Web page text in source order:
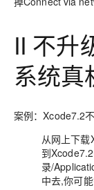
II 不升
系统真
案例：Xcode7.2
从网上下
到
录/
中去,你可